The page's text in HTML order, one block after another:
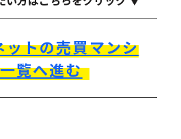
ットの売買マンシ
覧へ進む